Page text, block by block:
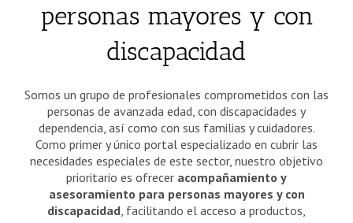
personas mayores y con
discapacidad
Somos un grupo de profesionales comprometidos con las
personas de avanzada edad, con discapacidades y
dependencia, así como con sus familias y cuidadores.
Como primer y único portal especializado en cubrir las
necesidades especiales de este sector, nuestro objetivo
prioritario es ofrecer acompañamiento y
asesoramiento para personas mayores y con
discapacidad , facilitando el acceso a productos,